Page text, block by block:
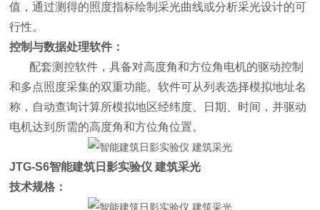
值，通过测得的照度指标绘制采光曲线或分析采光设计的可
行性。
控制与数据处理软件：
配套测控软件，具备对高度角和方位角电机的驱动控制
和多点照度采集的双重功能。软件可从列表选择模拟地址名
称，自动查询计算所模拟地区经纬度、日期、时间，并驱动
电机达到所需的高度角和方位角位置。
JTG-S6智能建筑日影实验仪 建筑采光
技术规格：